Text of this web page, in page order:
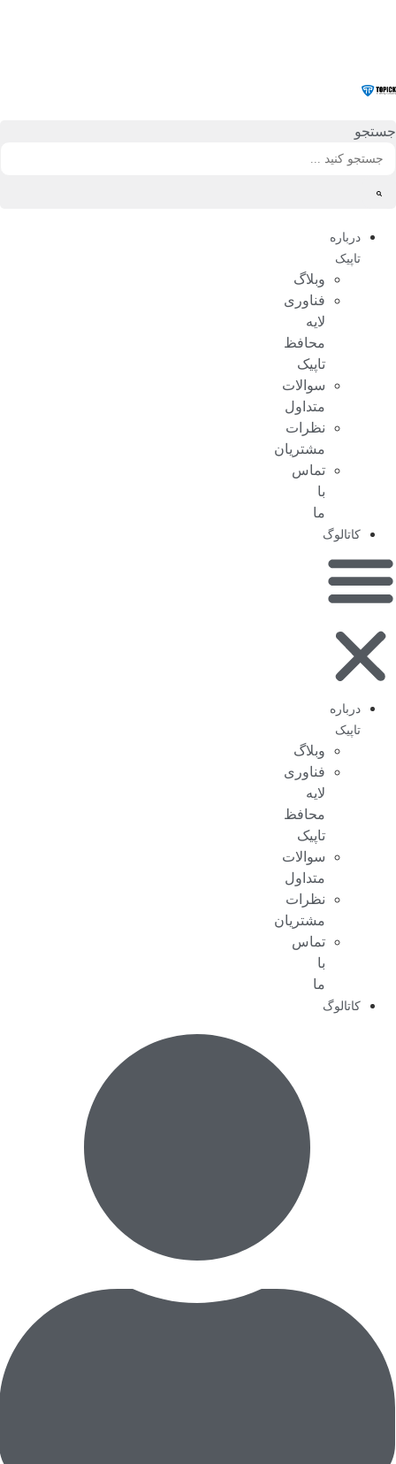
جستجو
درباره
تاپیک
وبلاگ
فناوری
لایه
محافظ
تاپیک
سوالات
متداول
نظرات
مشتریان
تماس
با
ما
کاتالوگ
درباره
تاپیک
وبلاگ
فناوری
لایه
محافظ
تاپیک
سوالات
متداول
نظرات
مشتریان
تماس
با
ما
کاتالوگ